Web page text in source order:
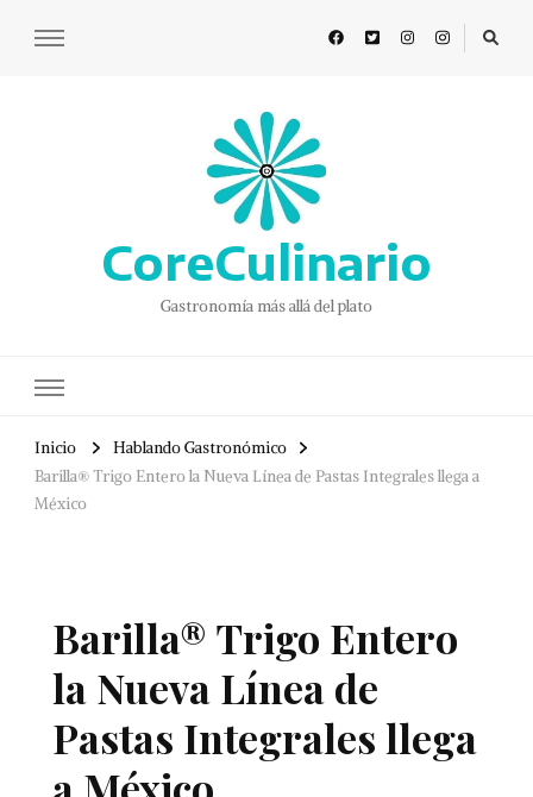
CoreCulinario
Gastronomía más allá del plato
Inicio
Hablando Gastronómico
Barilla® Trigo Entero la Nueva Línea de Pastas Integrales llega a
México
Barilla® Trigo Entero
la Nueva Línea de
Pastas Integrales llega